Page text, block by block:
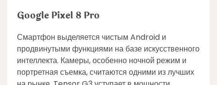
Google Pixel 8 Pro
Смартфон выделяется чистым Android и
продвинутыми функциями на базе искусственного
интеллекта. Камеры, особенно ночной режим и
портретная съемка, считаются одними из лучших